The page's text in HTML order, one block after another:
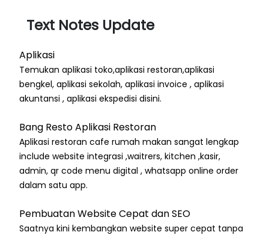
Text Notes Update
Aplikasi
Temukan aplikasi toko,aplikasi restoran,aplikasi
bengkel, aplikasi sekolah, aplikasi invoice , aplikasi
akuntansi , aplikasi ekspedisi disini.
Bang Resto Aplikasi Restoran
Aplikasi restoran cafe rumah makan sangat lengkap
include website integrasi ,waitrers, kitchen ,kasir,
admin, qr code menu digital , whatsapp online order
dalam satu app.
Pembuatan Website Cepat dan SEO
Saatnya kini kembangkan website super cepat tanpa